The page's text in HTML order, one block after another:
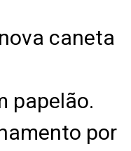
caneta
papelão.
por